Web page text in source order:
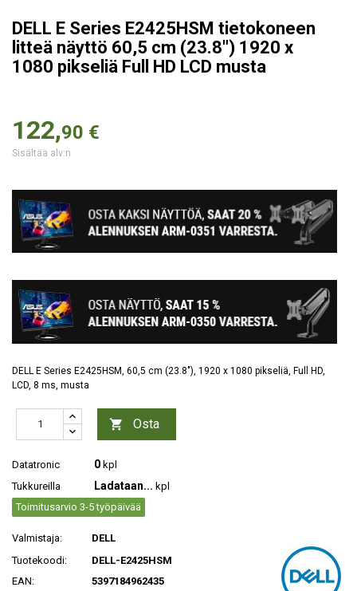
DELL E Series E2425HSM tietokoneen
litteä näyttö 60,5 cm (23.8") 1920 x
1080 pikseliä Full HD LCD musta
122,90 €
Sisältää alv:n
DELL E Series E2425HSM, 60,5 cm (23.8"), 1920 x 1080 pikseliä, Full HD,
LCD, 8 ms, musta
 Osta
Datatronic 0 kpl
Tukkureilla
Ladataan... kpl
Toimitusarvio 3-5 työpäivää
Valmistaja:
DELL
Tuotekoodi:
DELL-E2425HSM
EAN:
5397184962435